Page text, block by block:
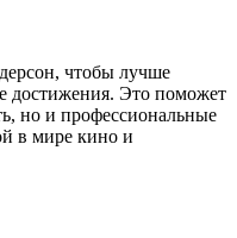
чтобы лучше
достижения. Это поможет
но и профессиональные
в мире кино и